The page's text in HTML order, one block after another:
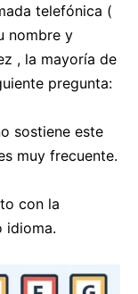
telefónica (
nombre y
, la mayoría de
pregunta:
sostiene este
muy frecuente.
con la
idioma.